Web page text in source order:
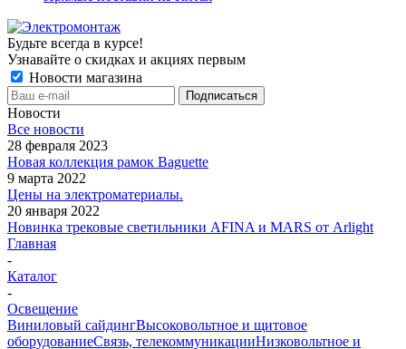
Будьте всегда в курсе!
Узнавайте о скидках и акциях первым
Новости магазина
Новости
Все новости
28 февраля 2023
Новая коллекция рамок Baguette
9 марта 2022
Цены на электроматериалы.
20 января 2022
Новинка трековые светильники AFINA и MARS от Arlight
Главная
-
Каталог
-
Освещение
Виниловый сайдингВысоковольтное и щитовое
оборудованиеСвязь, телекоммуникацииНизковольтное и